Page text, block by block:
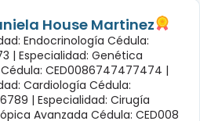
House Martinez
Endocrinología Cédula:
| Especialidad: Genética
CED0086747477474 |
Cardiología Cédula:
| Especialidad: Cirugía
Avanzada Cédula: CED008